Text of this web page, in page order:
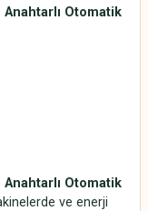
Otomatik
Otomatik
ve enerji